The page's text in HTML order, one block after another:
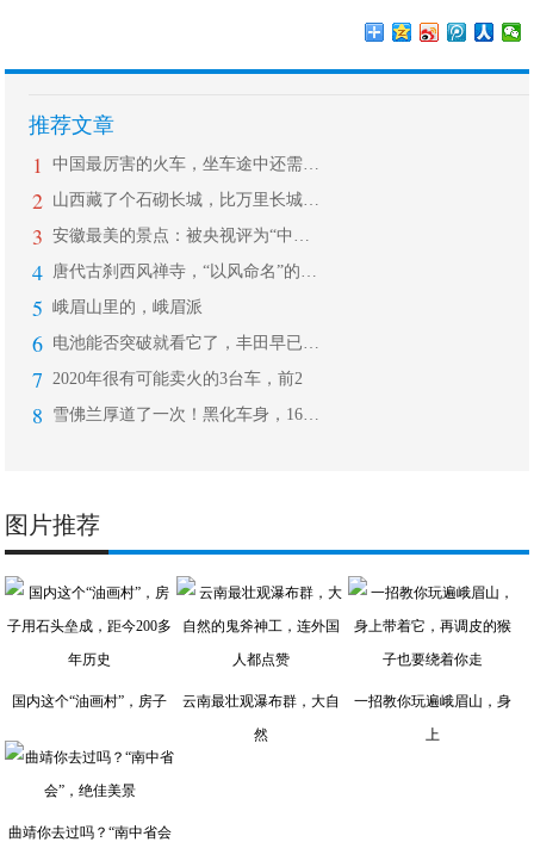
推荐文章
1 中国最厉害的火车，坐车途中还需要签“
2 山西藏了个石砌长城，比万里长城还早1
3 安徽最美的景点：被央视评为“中国最美
4 唐代古刹西风禅寺，“以风命名”的寺庙
5 峨眉山里的，峨眉派
6 电池能否突破就看它了，丰田早已经着手
7 2020年很有可能卖火的3台车，前2
8 雪佛兰厚道了一次！黑化车身，165马
图片推荐
国内这个“油画村”，房子
云南最壮观瀑布群，大自
然
一招教你玩遍峨眉山，身
上
曲靖你去过吗？“南中省会